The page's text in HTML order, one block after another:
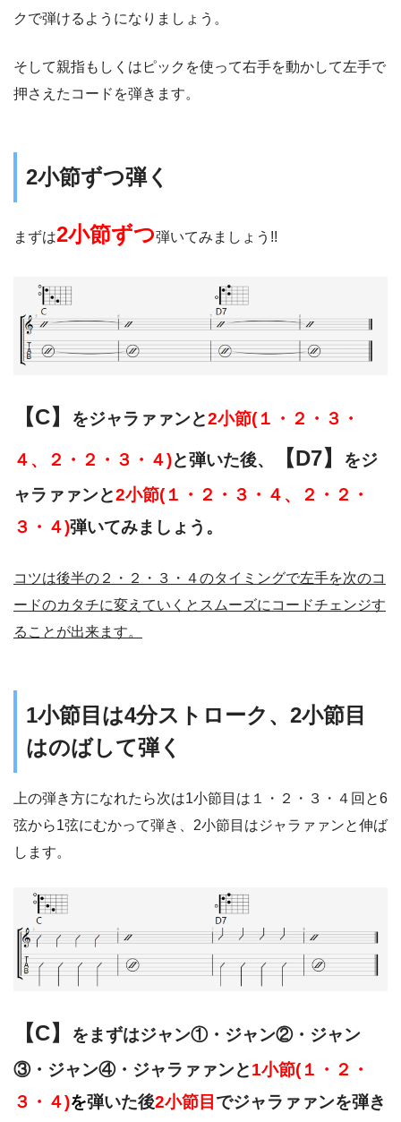
クで弾けるようになりましょう。
そして親指もしくはピックを使って右手を動かして左手で
押さえたコードを弾きます。
2小節ずつ弾く
まずは2小節ずつ弾いてみましょう!!
【C】 をジャラァァンと2小節(１・２・３・
４、２・２・３・４)と弾いた後、 【D7】
をジ
ャラァァンと2小節(１・２・３・４、２・２・
３・４)弾いてみましょう。
コツは後半の２・２・３・４のタイミングで左手を次のコ
ードのカタチに変えていくとスムーズにコードチェンジす
ることが出来ます。
1小節目は4分ストローク、2小節目
はのばして弾く
上の弾き方になれたら次は1小節目は１・２・３・４回と6
弦から1弦にむかって弾き、2小節目はジャラァァンと伸ば
します。
【C】
をまずはジャン①・ジャン②・ジャン
③・ジャン④・ジャラァァンと1小節(１・２・
３・４)を弾いた後2小節目 でジャラァァンを弾き